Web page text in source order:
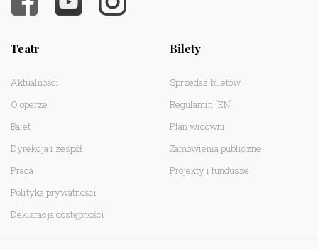
Teatr
Aktualności
O operze
Balet
Dyrekcja i zespół
Praca
Polityka prywatności
Deklaracja dostępności
Bilety
Sprzedaż biletów
Regulamin [EN]
Plan widowni
Zamówienia publiczne
Projekty i fundusze